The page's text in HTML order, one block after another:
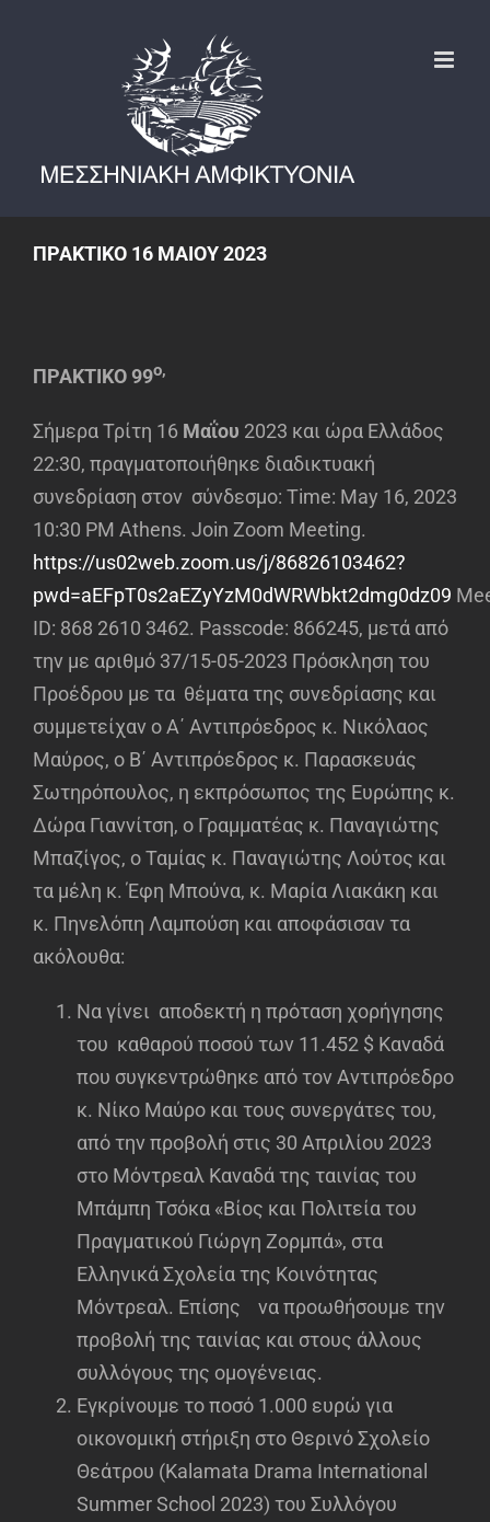
ΠΡΑΚΤΙΚΟ 16 ΜΑΙΟΥ 2023
ΠΡΑΚΤΙΚΟ 99ο,
Σήμερα Τρίτη 16 Μαΐου 2023 και ώρα Ελλάδος
22:30, πραγματοποιήθηκε διαδικτυακή
συνεδρίαση στον σύνδεσμο: Time: May 16, 2023
10:30 PM Athens. Join Zoom Meeting.
https://us02web.zoom.us/j/86826103462?
pwd=aEFpT0s2aEZyYzM0dWRWbkt2dmg0dz09
ID: 868 2610 3462. Passcode: 866245, μετά από
την με αριθμό 37/15-05-2023 Πρόσκληση του
Προέδρου με τα θέματα της συνεδρίασης και
συμμετείχαν ο Α΄ Αντιπρόεδρος κ. Νικόλαος
Μαύρος, ο Β΄ Αντιπρόεδρος κ. Παρασκευάς
Σωτηρόπουλος, η εκπρόσωπος της Ευρώπης κ.
Δώρα Γιαννίτση, ο Γραμματέας κ. Παναγιώτης
Μπαζίγος, ο Ταμίας κ. Παναγιώτης Λούτος και
τα μέλη κ. Έφη Μπούνα, κ. Μαρία Λιακάκη και
κ. Πηνελόπη Λαμπούση και αποφάσισαν τα
ακόλουθα:
Να γίνει αποδεκτή η πρόταση χορήγησης
του καθαρού ποσού των 11.452 $ Καναδά
που συγκεντρώθηκε από τον Αντιπρόεδρο
κ. Νίκο Μαύρο και τους συνεργάτες του,
από την προβολή στις 30 Απριλίου 2023
στο Μόντρεαλ Καναδά της ταινίας του
Μπάμπη Τσόκα «Βίος και Πολιτεία του
Πραγματικού Γιώργη Ζορμπά», στα
Ελληνικά Σχολεία της Κοινότητας
Μόντρεαλ. Επίσης να προωθήσουμε την
προβολή της ταινίας και στους άλλους
συλλόγους της ομογένειας.
Εγκρίνουμε το ποσό 1.000 ευρώ για
οικονομική στήριξη στο Θερινό Σχολείο
Θεάτρου (Kalamata Drama International
Summer School 2023) του Συλλόγου